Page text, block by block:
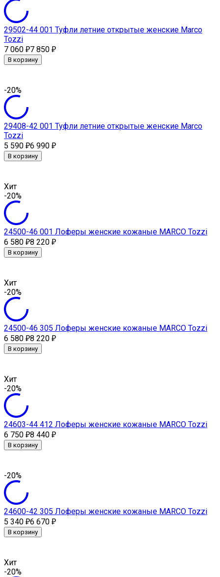
29502-44 001 Туфли летние открытые женские Marco
Tozzi
7 060 ₽7 850 ₽
В корзину
-20%
29408-42 001 Туфли летние открытые женские Marco
Tozzi
5 590 ₽6 990 ₽
В корзину
Хит
-20%
24500-46 001 Лоферы женские кожаные MARCO Tozzi
6 580 ₽8 220 ₽
В корзину
Хит
-20%
24500-46 305 Лоферы женские кожаные MARCO Tozzi
6 580 ₽8 220 ₽
В корзину
Хит
-20%
24603-44 412 Лоферы женские кожаные MARCO Tozzi
6 750 ₽8 440 ₽
В корзину
-20%
24600-42 305 Лоферы женские кожаные MARCO Tozzi
5 340 ₽6 670 ₽
В корзину
Хит
-20%